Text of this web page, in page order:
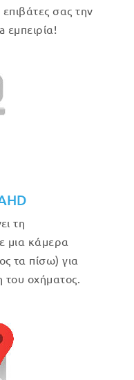
σας την
τη
μια κάμερα
τα πίσω) για
οχήματος.